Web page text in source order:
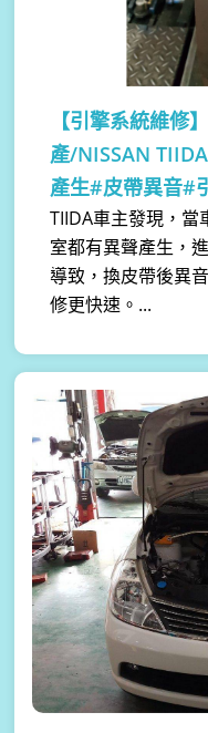
【引擎系統維修】
產/NISSAN
產生#皮帶異音#
TIIDA車主發現，當
室都有異聲產生，
導致，換皮帶後異
修更快速。...